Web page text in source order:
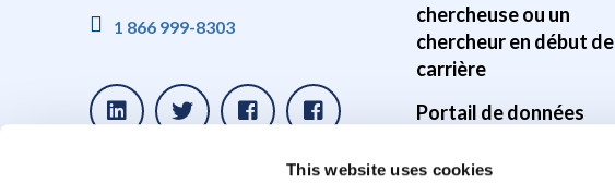
This website uses cookies
1 866 999-8303
chercheuse ou un
chercheur en début de
carrière
Portail de données